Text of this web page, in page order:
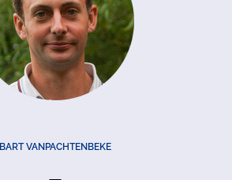
BART VANPACHTENBEKE